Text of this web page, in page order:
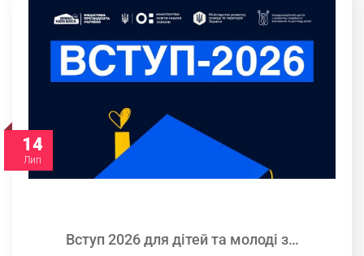
14
Лип
Вступ 2026 для дітей та молоді з…